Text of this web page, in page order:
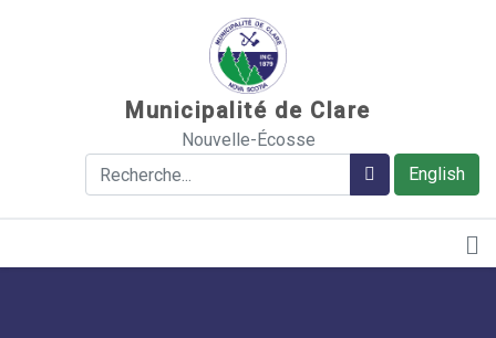
Municipalité de Clare
Nouvelle-Écosse
English
Rechercher Rechercher